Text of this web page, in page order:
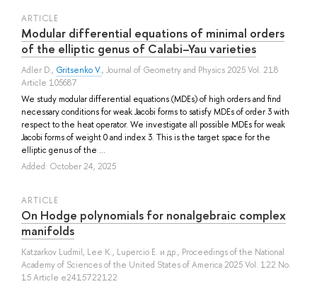
ARTICLE
Modular differential equations of minimal orders
of the elliptic genus of Calabi–Yau varieties
Adler D., Gritsenko V., Journal of Geometry and Physics 2025 Vol. 218
Article 105687
We study modular differential equations (MDEs) of high orders and find
necessary conditions for weak Jacobi forms to satisfy MDEs of order 3 with
respect to the heat operator. We investigate all possible MDEs for weak
Jacobi forms of weight 0 and index 3. This is the target space for the
elliptic genus of the ...
Added: October 24, 2025
ARTICLE
On Hodge polynomials for nonalgebraic complex
manifolds
Katzarkov Ludmil, Lee K., Lupercio E. и др., Proceedings of the National
Academy of Sciences of the United States of America 2025 Vol. 122 No.
15 Article e2415722122